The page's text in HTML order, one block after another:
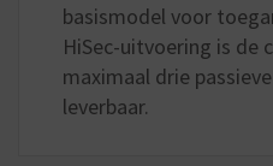
basismodel voor
HiSec-uitvoering is de
maximaal drie
leverbaar.